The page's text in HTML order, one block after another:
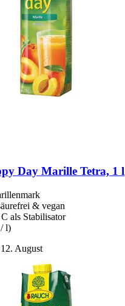
Day Marille Tetra, 1 l
& vegan
als Stabilisator
l)
August